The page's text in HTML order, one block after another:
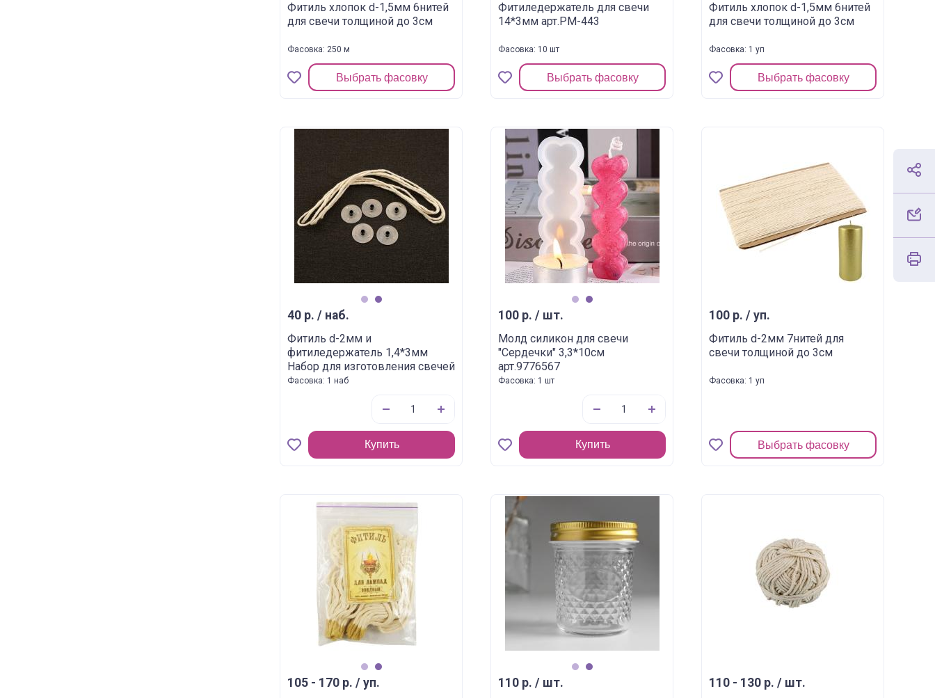
Фитиль хлопок d-1,5мм 6нитей
для свечи толщиной до 3см
Фасовка: 250 м
Выбрать фасовку
Фитиледержатель для свечи
14*3мм арт.РМ-443
Фасовка: 10 шт
Выбрать фасовку
Фитиль хлопок d-1,5мм 6нитей
для свечи толщиной до 3см
Фасовка: 1 уп
Выбрать фасовку
40 р. / наб.
Фитиль d-2мм и
фитиледержатель 1,4*3мм
Набор для изготовления свечей
Фасовка: 1 наб
Купить
100 р. / шт.
Молд силикон для свечи
"Сердечки" 3,3*10см
арт.9776567
Фасовка: 1 шт
Купить
100 р. / уп.
Фитиль d-2мм 7нитей для
свечи толщиной до 3см
Фасовка: 1 уп
Выбрать фасовку
105 - 170 р. / уп. 110 р. / шт. 110 - 130 р. / шт.